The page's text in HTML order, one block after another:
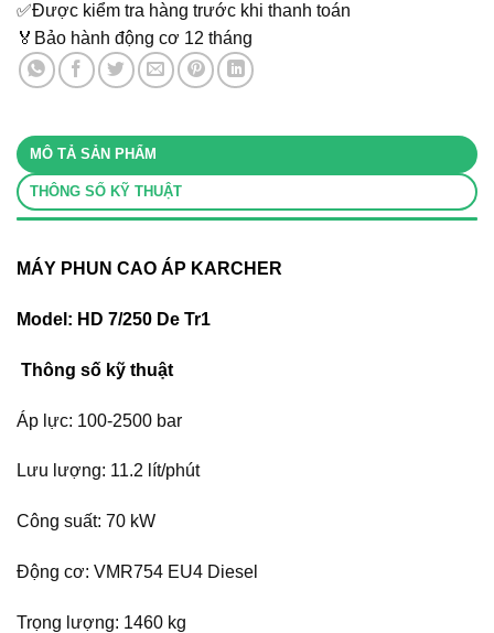
✅Được kiểm tra hàng trước khi thanh toán
🏅 Bảo hành động cơ 12 tháng
MÔ TẢ SẢN PHẨM
THÔNG SỐ KỸ THUẬT
MÁY PHUN CAO ÁP KARCHER
Model: HD 7/250 De Tr1
Thông số kỹ thuật
Áp lực: 100-2500 bar
Lưu lượng: 11.2 lít/phút
Công suất: 70 kW
Động cơ: VMR754 EU4 Diesel
Trọng lượng: 1460 kg